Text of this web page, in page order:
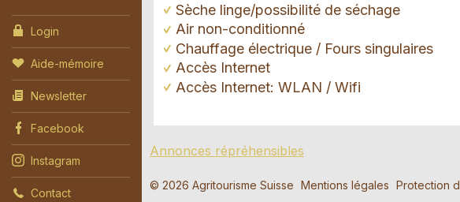
Login
Aide-mémoire
Newsletter
Facebook
Instagram
Contact
Sèche linge/possibilité de séchage
Air non-conditionné
Chauffage électrique / Fours singulaires
Accès Internet
Accès Internet: WLAN / Wifi
Demande de
Annonces
Recommander
Annonces répréhensibles
© 2026 Agritourisme Suisse Mentions légales Protection